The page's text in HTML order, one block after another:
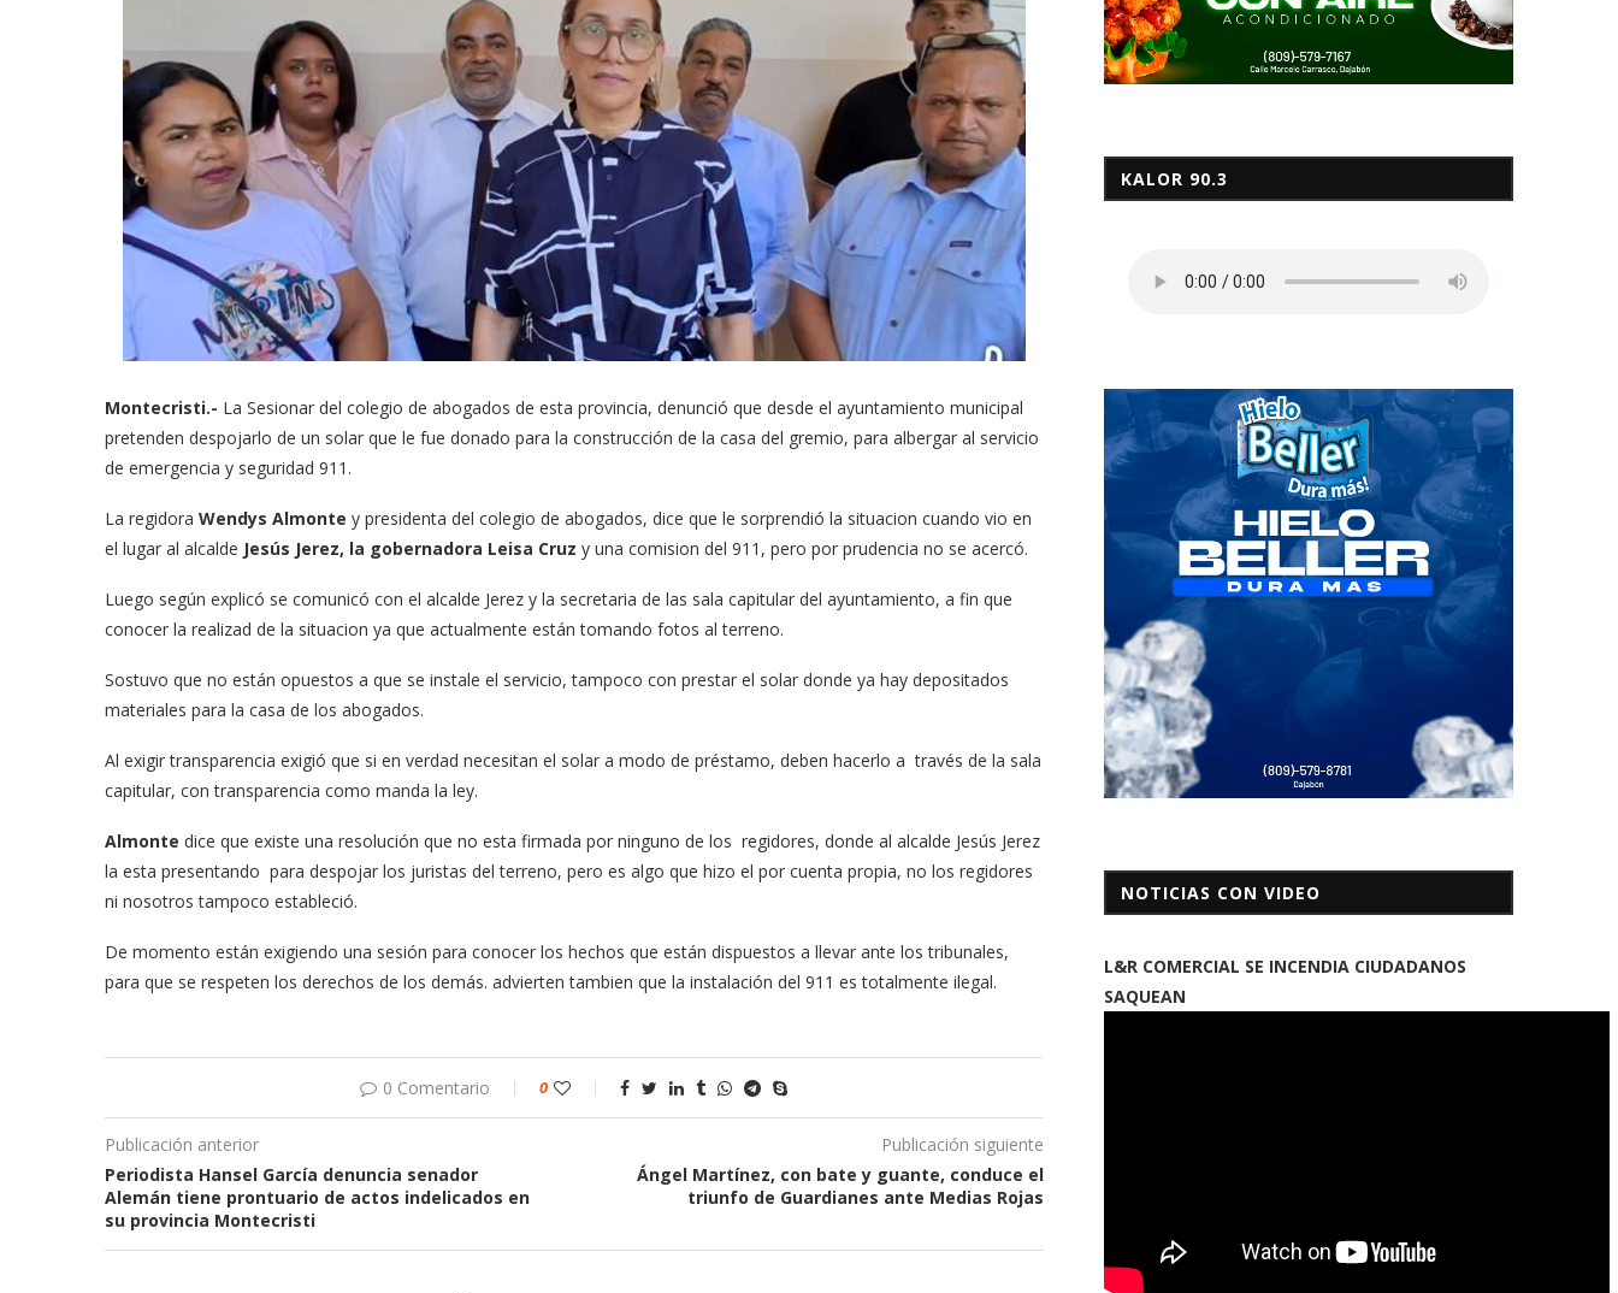
Montecristi.- La Sesionar del colegio de abogados de esta provincia, denunció que desde el ayuntamiento municipal
pretenden despojarlo de un solar que le fue donado para la construcción de la casa del gremio, para albergar al servicio
de emergencia y seguridad 911.
La regidora Wendys Almonte y presidenta del colegio de abogados, dice que le sorprendió la situacion cuando vio en
el lugar al alcalde Jesús Jerez, la gobernadora Leisa Cruz y una comision del 911, pero por prudencia no se acercó.
Luego según explicó se comunicó con el alcalde Jerez y la secretaria de las sala capitular del ayuntamiento, a fin que
conocer la realizad de la situacion ya que actualmente están tomando fotos al terreno.
Sostuvo que no están opuestos a que se instale el servicio, tampoco con prestar el solar donde ya hay depositados
materiales para la casa de los abogados.
Al exigir transparencia exigió que si en verdad necesitan el solar a modo de préstamo, deben hacerlo a través de la sala
capitular, con transparencia como manda la ley.
Almonte dice que existe una resolución que no esta firmada por ninguno de los regidores, donde al alcalde Jesús Jerez
la esta presentando para despojar los juristas del terreno, pero es algo que hizo el por cuenta propia, no los regidores
ni nosotros tampoco estableció.
De momento están exigiendo una sesión para conocer los hechos que están dispuestos a llevar ante los tribunales,
para que se respeten los derechos de los demás. advierten tambien que la instalación del 911 es totalmente ilegal.
0 Comentario 0
Publicación anterior
Periodista Hansel García denuncia senador
Alemán tiene prontuario de actos indelicados en
su provincia Montecristi
Publicación siguiente
Ángel Martínez, con bate y guante, conduce el
triunfo de Guardianes ante Medias Rojas
KALOR 90.3
NOTICIAS CON VIDEO
L&R COMERCIAL SE INCENDIA CIUDADANOS
SAQUEAN